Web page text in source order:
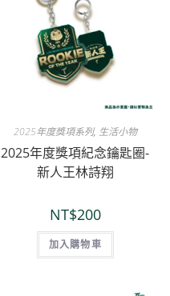
2025年度獎項系列, 生活小物
2025年度獎項紀念鑰匙圈-
新人王林詩翔
NT$200
加入購物車